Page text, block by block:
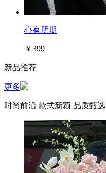
心有所期
￥399
新品推荐
更多
时尚前沿 款式新颖 品质甄选